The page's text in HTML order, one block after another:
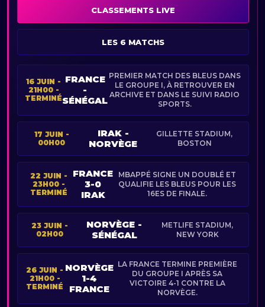
CLASSEMENTS LIVE
LES 6 MATCHS
16 JUIN -
21H00 -
TERMINÉ
FRANCE
-
SÉNÉGAL
PREMIER MATCH DES BLEUS DANS
LE GROUPE I, À RETROUVER EN
ARCHIVE ET DANS LE SUIVI RADIO
SPORTS.
17 JUIN -
00H00
IRAK -
NORVÈGE
GILLETTE STADIUM,
BOSTON
22 JUIN -
23H00 -
TERMINÉ
FRANCE
3-0
IRAK
MBAPPÉ SIGNE UN DOUBLÉ ET
QUALIFIE LES BLEUS POUR LES
16ES DE FINALE.
23 JUIN -
02H00
NORVÈGE -
SÉNÉGAL
METLIFE STADIUM,
NEW YORK
26 JUIN -
21H00 -
TERMINÉ
NORVÈGE
1-4
FRANCE
LA FRANCE TERMINE PREMIÈRE
DU GROUPE I APRÈS SA
VICTOIRE 4-1 CONTRE LA
NORVÈGE.